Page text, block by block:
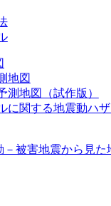
地図
測地図（試作版）
に関する地震動ハ
－被害地震から見た